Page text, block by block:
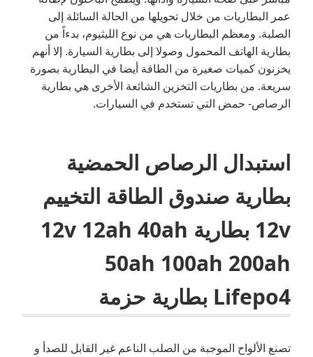
عمر البطاريات من خلال تحويلها من الحالة السائلة إلى
الصلبة. ومعظم البطاريات هي من نوع الليثيوم، بدءاً من
بطارية الهاتف المحمول وصولا إلى بطارية السيارة. إلا أنهم
يخزنون كميات صغيرة من الطاقة أيضا في البطارية بصورة
سريعة. من بطاريات التخزين الشائعة الأخرى هي بطارية
الرصاص- حمض التي تستخدم في السيارات.
استبدال الرصاص الحمضية
بطارية صندوق الطاقة التخييم
12v بطارية 12v 12ah 40ah
50ah 100ah 200ah
Lifepo4 بطارية حزمة
تصنع الألواح الموجبة من الصلب الناعم غير القابل للصدأ و